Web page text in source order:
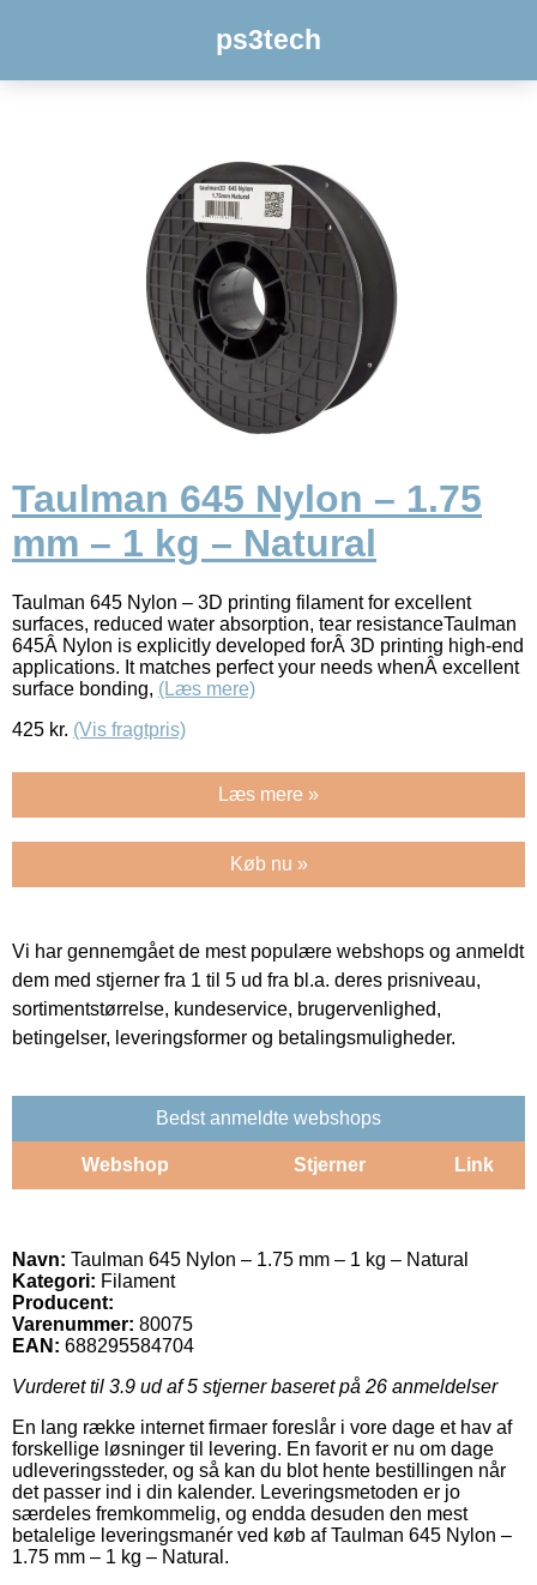
ps3tech
Taulman 645 Nylon – 1.75
mm – 1 kg – Natural
Taulman 645 Nylon – 3D printing filament for excellent
surfaces, reduced water absorption, tear resistanceTaulman
645Â Nylon is explicitly developed forÂ 3D printing high-end
applications. It matches perfect your needs whenÂ excellent
surface bonding, (Læs mere)
425 kr. (Vis fragtpris)
Læs mere »
Køb nu »
Vi har gennemgået de mest populære webshops og anmeldt
dem med stjerner fra 1 til 5 ud fra bl.a. deres prisniveau,
sortimentstørrelse, kundeservice, brugervenlighed,
betingelser, leveringsformer og betalingsmuligheder.
Bedst anmeldte webshops
Webshop Stjerner Link
Navn: Taulman 645 Nylon – 1.75 mm – 1 kg – Natural
Kategori: Filament
Producent:
Varenummer: 80075
EAN: 688295584704
Vurderet til 3.9 ud af 5 stjerner baseret på 26 anmeldelser
En lang række internet firmaer foreslår i vore dage et hav af
forskellige løsninger til levering. En favorit er nu om dage
udleveringssteder, og så kan du blot hente bestillingen når
det passer ind i din kalender. Leveringsmetoden er jo
særdeles fremkommelig, og endda desuden den mest
betalelige leveringsmanér ved køb af Taulman 645 Nylon –
1.75 mm – 1 kg – Natural.